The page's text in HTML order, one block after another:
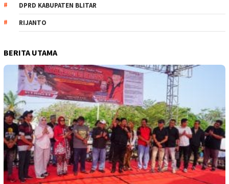
DPRD KABUPATEN BLITAR
RIJANTO
BERITA UTAMA